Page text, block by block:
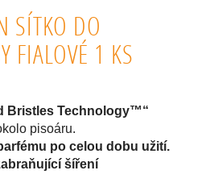
SÍTKO DO
FIALOVÉ 1 KS
Bristles Technology™“
pisoáru.
po celou dobu užití.
šíření